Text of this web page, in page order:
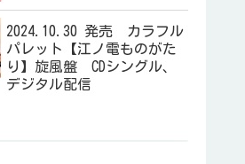
2024.10.30 発売 カラフル
パレット【江ノ電ものがた
り】旋風盤 CDシングル、
デジタル配信